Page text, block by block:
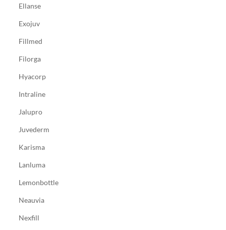
Ellanse
Exojuv
Fillmed
Filorga
Hyacorp
Intraline
Jalupro
Juvederm
Karisma
Lanluma
Lemonbottle
Neauvia
Nexfill